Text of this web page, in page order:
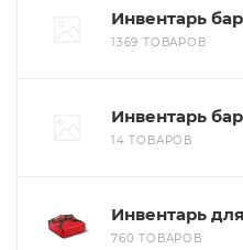
Инвентарь
1369 ТОВАРОВ
Инвентарь
14 ТОВАРОВ
Инвентарь
760 ТОВАРОВ